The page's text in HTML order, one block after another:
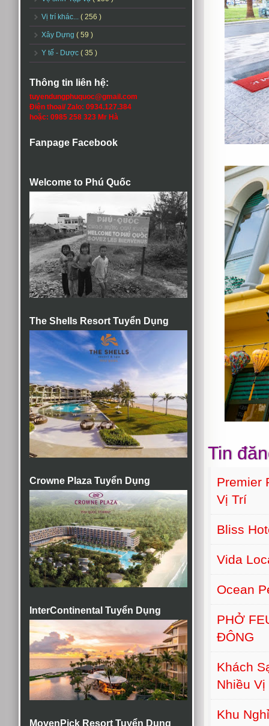
Vị trí khác... ( 256 )
Xây Dựng ( 59 )
Y tế - Dược ( 35 )
Thông tin liên hệ:
tuyendungphuquoc@gmail.com
Điện thoại/ Zalo: 0934.127.384
hoặc: 0985 258 323 Mr Hà
Fanpage Facebook
Welcome to Phú Quốc
The Shells Resort Tuyển Dụng
Crowne Plaza Tuyển Dụng
InterContinental Tuyển Dụng
MovenPick Resort Tuyển Dụng
Tin
Premier
Vị Trí
Bliss
Vida
Ocean
PHỞ
ĐÔNG
Khách
Nhiều Vị
Khu